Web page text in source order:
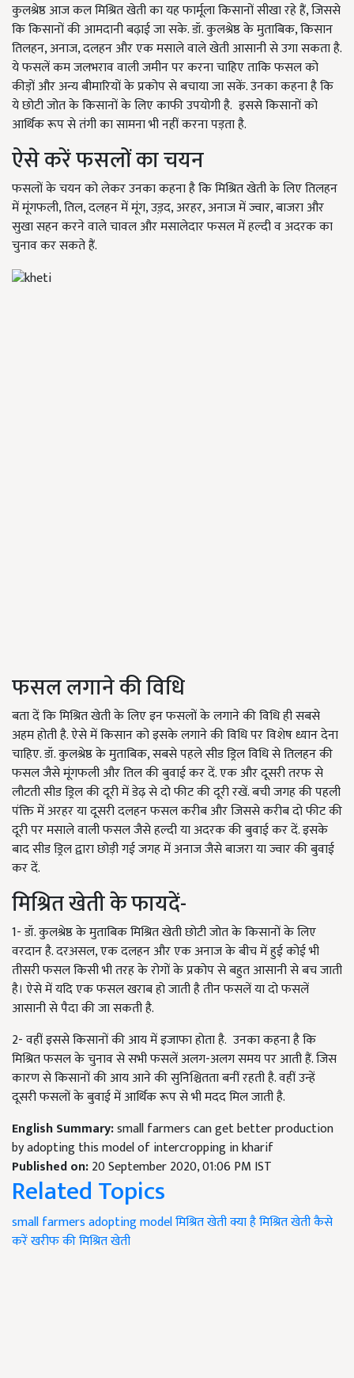
कुलश्रेष्ठ आज कल मिश्रित खेती का यह फार्मूला किसानों सीखा रहे हैं, जिससे
कि किसानों की आमदानी बढ़ाई जा सके. डॉ. कुलश्रेष्ठ के मुताबिक, किसान
तिलहन, अनाज, दलहन और एक मसाले वाले खेती आसानी से उगा सकता है.
ये फसलें कम जलभराव वाली जमीन पर करना चाहिए ताकि फसल को
कीड़ों और अन्य बीमारियों के प्रकोप से बचाया जा सकें. उनका कहना है कि
ये छोटी जोत के किसानों के लिए काफी उपयोगी है. इससे किसानों को
आर्थिक रूप से तंगी का सामना भी नहीं करना पड़ता है.
ऐसे करें फसलों का चयन
फसलों के चयन को लेकर उनका कहना है कि मिश्रित खेती के लिए तिलहन
में मूंगफली, तिल, दलहन में मूंग, उड़़द, अरहर, अनाज में ज्वार, बाजरा और
सुखा सहन करने वाले चावल और मसालेदार फसल में हल्दी व अदरक का
चुनाव कर सकते हैं.
फसल लगाने की विधि
बता दें कि मिश्रित खेती के लिए इन फसलों के लगाने की विधि ही सबसे
अहम होती है. ऐसे में किसान को इसके लगाने की विधि पर विशेष ध्यान देना
चाहिए. डॉ. कुलश्रेष्ठ के मुताबिक, सबसे पहले सीड ड्रिल विधि से तिलहन की
फसल जैसे मूंगफली और तिल की बुवाई कर दें. एक और दूसरी तरफ से
लौटती सीड ड्रिल की दूरी में डेढ़ से दो फीट की दूरी रखें. बची जगह की पहली
पंक्ति में अरहर या दूसरी दलहन फसल करीब और जिससे करीब दो फीट की
दूरी पर मसाले वाली फसल जैसे हल्दी या अदरक की बुवाई कर दें. इसके
बाद सीड ड्रिल द्वारा छोड़ी गई जगह में अनाज जैसे बाजरा या ज्वार की बुवाई
कर दें.
मिश्रित खेती के फायदें-
1- डॉ. कुलश्रेष्ठ के मुताबिक मिश्रित खेती छोटी जोत के किसानों के लिए
वरदान है. दरअसल, एक दलहन और एक अनाज के बीच में हुई कोई भी
तीसरी फसल किसी भी तरह के रोगों के प्रकोप से बहुत आसानी से बच जाती
है। ऐसे में यदि एक फसल खराब हो जाती है तीन फसलें या दो फसलें
आसानी से पैदा की जा सकती है.
2- वहीं इससे किसानों की आय में इजाफा होता है. उनका कहना है कि
मिश्रित फसल के चुनाव से सभी फसलें अलग-अलग समय पर आती हैं. जिस
कारण से किसानों की आय आने की सुनिश्चितता बनीं रहती है. वहीं उन्हें
दूसरी फसलों के बुवाई में आर्थिक रूप से भी मदद मिल जाती है.
English Summary:small farmers can get better production
by adopting this model of intercropping in kharif
Published on:20 September 2020, 01:06 PM IST
Related Topics
small farmersadopting modelमिश्रित खेती क्या हैमिश्रित खेती कैसे
करेंखरीफ की मिश्रित खेती